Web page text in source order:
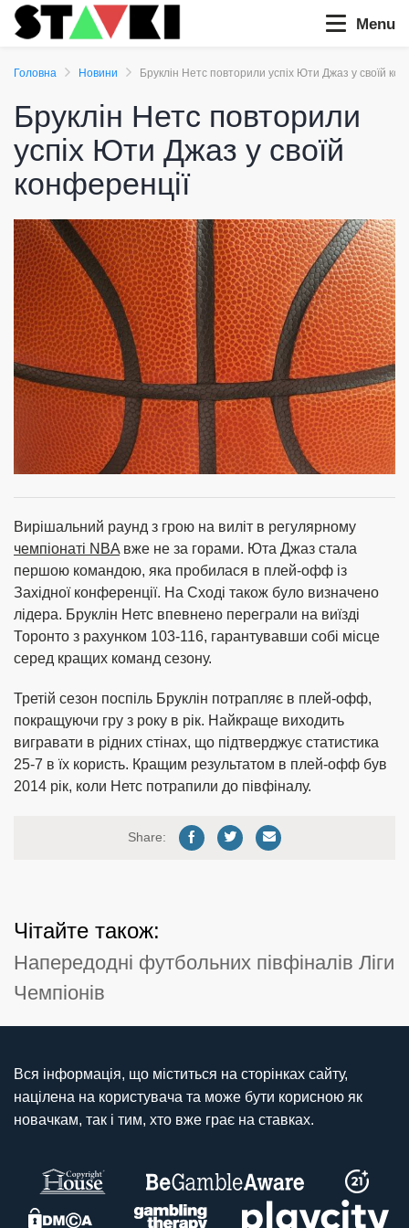
Menu
Головна Новини Бруклін Нетс повторили успіх Юти Джаз у своїй
Бруклін Нетс повторили
успіх Юти Джаз у своїй
конференції
Вирішальний раунд з грою на виліт в регулярному
чемпіонаті NBA вже не за горами. Юта Джаз стала
першою командою, яка пробилася в плей-офф із
Західної конференції. На Сході також було визначено
лідера. Бруклін Нетс впевнено переграли на виїзді
Торонто з рахунком 103-116, гарантувавши собі місце
серед кращих команд сезону.
Третій сезон поспіль Бруклін потрапляє в плей-офф,
покращуючи гру з року в рік. Найкраще виходить
вигравати в рідних стінах, що підтверджує статистика
25-7 в їх користь. Кращим результатом в плей-офф був
2014 рік, коли Нетс потрапили до півфіналу.
Share:
Чітайте також:
Напередодні футбольних півфіналів Ліги
Чемпіонів
Вся інформація, що міститься на сторінках сайту,
націлена на користувача та може бути корисною як
новачкам, так і тим, хто вже грає на ставках.